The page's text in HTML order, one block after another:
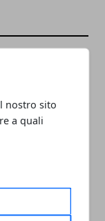
nostro sito
a quali
migliori